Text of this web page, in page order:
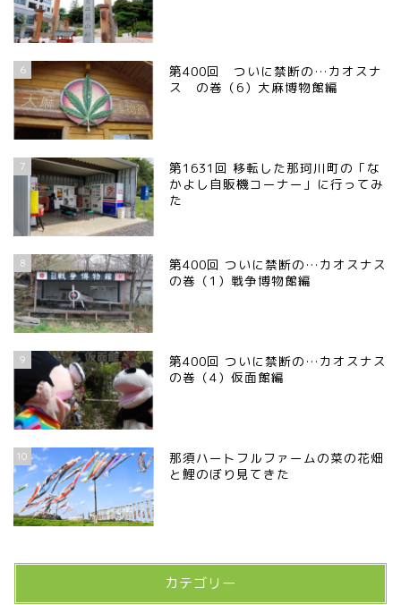
6
第400回 ついに禁断の…カオスナ
ス の巻（6）大麻博物館編
7
第1631回 移転した那珂川町の「な
かよし自販機コーナー」に行ってみ
た
8
第400回 ついに禁断の…カオスナス
の巻（1）戦争博物館編
9
第400回 ついに禁断の…カオスナス
の巻（4）仮面館編
10
那須ハートフルファームの菜の花畑
と鯉のぼり見てきた
カテゴリー